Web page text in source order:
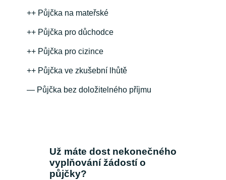
++ Půjčka na mateřské
++ Půjčka pro důchodce
++ Půjčka pro cizince
++ Půjčka ve zkušební lhůtě
— Půjčka bez doložitelného příjmu
Už máte dost nekonečného
vyplňování žádostí o
půjčky?